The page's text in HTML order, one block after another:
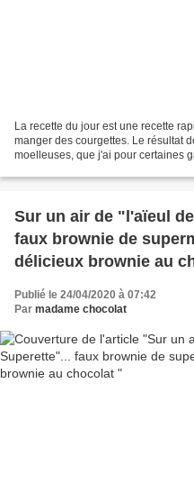
La recette du jour est une recette
manger des courgettes. Le résultat
moelleuses, que j'ai pour certaines
Sur un air de "l'aïeul
faux brownie de
délicieux brownie au
Publié le 24/04/2020 à 07:42
Par madame chocolat